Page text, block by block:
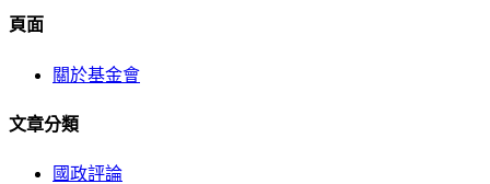
頁面
關於基金會
文章分類
國政評論